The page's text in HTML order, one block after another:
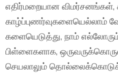
எதிர்மறையான விமர்சனங்கள்,
காழ்ப்புணர்வுகளையெல்லாம்
களையெடுத்து, நாம்
பிள்ளைகளாக,
செயலாலும்